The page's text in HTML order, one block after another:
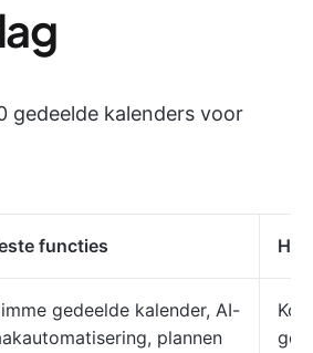
gedeelde kalenders voor
functies Het
gedeelde kalender, AI-
plannen